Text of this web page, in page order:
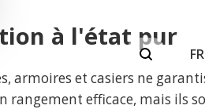
à l'état pur
armoires et casiers ne
rangement efficace, mais ils